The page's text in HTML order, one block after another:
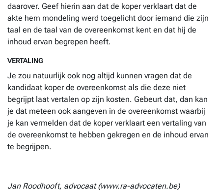
daarover. Geef hierin aan dat de koper verklaart dat de
akte hem mondeling werd toegelicht door iemand die zijn
taal en de taal van de overeenkomst kent en dat hij de
inhoud ervan begrepen heeft.
VERTALING
Je zou natuurlijk ook nog altijd kunnen vragen dat de
kandidaat koper de overeenkomst als die deze niet
begrijpt laat vertalen op zijn kosten. Gebeurt dat, dan kan
je dat meteen ook aangeven in de overeenkomst waarbij
je kan vermelden dat de koper verklaart een vertaling van
de overeenkomst te hebben gekregen en de inhoud ervan
te begrijpen.
Jan Roodhooft, advocaat (www.ra-advocaten.be)